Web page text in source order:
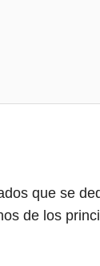
que se
de los